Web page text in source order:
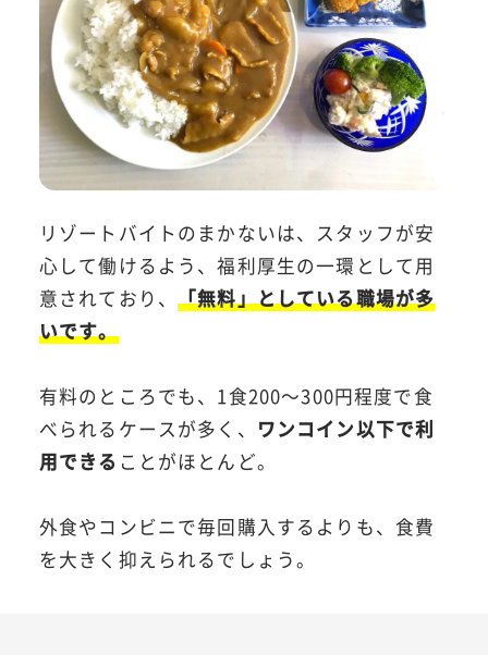
リゾートバイトのまかないは、スタッフが安
心して働けるよう、福利厚生の一環として用
意されており、「無料」としている職場が多
いです。
有料のところでも、1食200～300円程度で食
べられるケースが多く、 ワンコイン以下で利
用できる ことがほとんど。
外食やコンビニで毎回購入するよりも、食費
を大きく抑えられるでしょう。